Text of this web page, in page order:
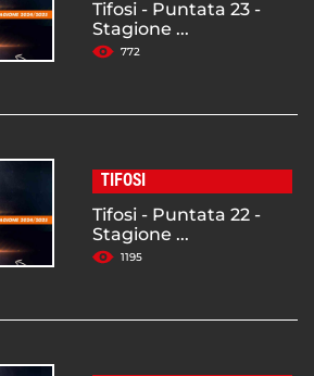
Tifosi - Puntata 23 -
Stagione ...
772
TIFOSI
Tifosi - Puntata 22 -
Stagione ...
1195